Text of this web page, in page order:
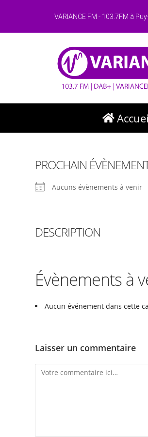
VARIANCE FM - 103.7FM à
PROCHAIN
Aucuns évènements à venir
DESCRIPTION
Évènements à
Aucun événement dans cette
Laisser un commentaire